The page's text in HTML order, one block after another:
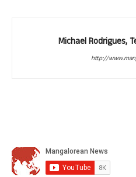
Michael Rodrigues,
http://